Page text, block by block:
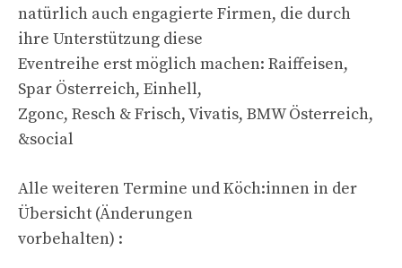
natürlich auch engagierte Firmen, die durch
ihre Unterstützung diese
Eventreihe erst möglich machen: Raiffeisen,
Spar Österreich, Einhell,
Zgonc, Resch & Frisch, Vivatis, BMW Österreich,
&social
Alle weiteren Termine und Köch:innen in der
Übersicht (Änderungen
vorbehalten) :